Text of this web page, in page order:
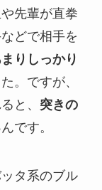
先輩が直拳
どで相手を
りしっかり
。ですが、
と、 突きの
んです。
タ系のブル